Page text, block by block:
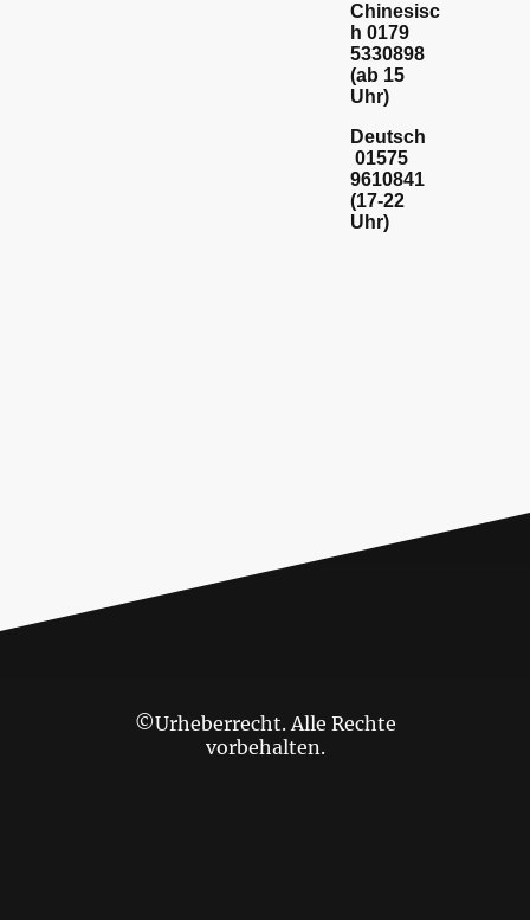
Chinesisc
h 0179
5330898
(ab 15
Uhr)
Deutsch
01575
9610841
(17-22
Uhr)
©Urheberrecht. Alle Rechte
vorbehalten.